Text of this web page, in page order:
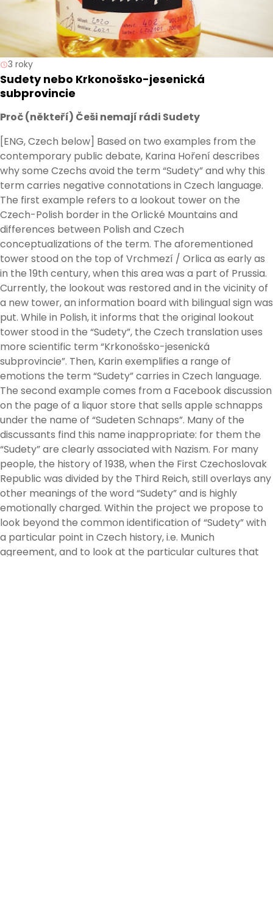
3 roky
Sudety nebo Krkonošsko-jesenická
subprovincie
Proč (někteří) Češi nemají rádi Sudety
[ENG, Czech below] Based on two examples from the
contemporary public debate, Karina Hoření describes
why some Czechs avoid the term “Sudety” and why this
term carries negative connotations in Czech language.
The first example refers to a lookout tower on the
Czech-Polish border in the Orlické Mountains and
differences between Polish and Czech
conceptualizations of the term. The aforementioned
tower stood on the top of Vrchmezí / Orlica as early as
in the 19th century, when this area was a part of Prussia.
Currently, the lookout was restored and in the vicinity of
a new tower, an information board with bilingual sign was
put. While in Polish, it informs that the original lookout
tower stood in the “Sudety”, the Czech translation uses
more scientific term “Krkonošsko-jesenická
subprovincie”. Then, Karin exemplifies a range of
emotions the term “Sudety” carries in Czech language.
The second example comes from a Facebook discussion
on the page of a liquor store that sells apple schnapps
under the name of “Sudeten Schnaps”. Many of the
discussants find this name inappropriate: for them the
“Sudety” are clearly associated with Nazism. For many
people, the history of 1938, when the First Czechoslovak
Republic was divided by the Third Reich, still overlays any
other meanings of the word “Sudety” and is highly
emotionally charged. Within the project we propose to
look beyond the common identification of “Sudety” with
a particular point in Czech history, i.e. Munich
agreement, and to look at the particular cultures that